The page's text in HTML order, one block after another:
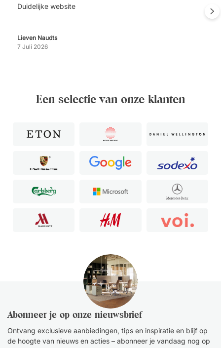
Duidelijke website
Lieven Naudts
7 Juli 2026
Een selectie van onze klanten
Abonneer je op onze nieuwsbrief
Ontvang exclusieve aanbiedingen, tips en inspiratie en blijf op
de hoogte van nieuws en acties – abonneer je vandaag nog op